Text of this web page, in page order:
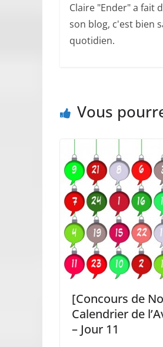
Claire "Ender" a fait
son blog, c'est bien
quotidien.
Vous
[Concours de
Calendrier de
– Jour 11